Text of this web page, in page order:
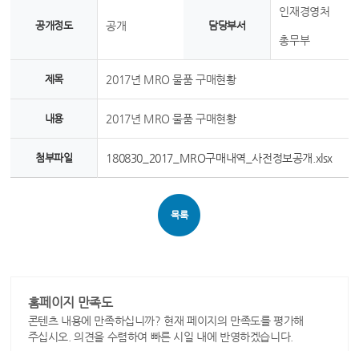
공개정도 공개 담당부서
인재경영처
총무부
제목 2017년 MRO 물품 구매현황
내용 2017년 MRO 물품 구매현황
첨부파일 180830_2017_MRO구매내역_사전정보공개.xlsx
목록
홈페이지 만족도
콘텐츠 내용에 만족하십니까? 현재 페이지의 만족도를 평가해
주십시오. 의견을 수렴하여 빠른 시일 내에 반영하겠습니다.